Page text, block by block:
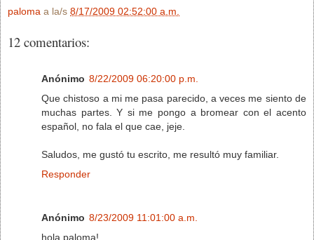
paloma a la/s 8/17/2009 02:52:00 a.m.
12 comentarios:
Anónimo 8/22/2009 06:20:00 p.m.
Que chistoso a mi me pasa parecido, a veces me siento de
muchas partes. Y si me pongo a bromear con el acento
español, no fala el que cae, jeje.
Saludos, me gustó tu escrito, me resultó muy familiar.
Responder
Anónimo 8/23/2009 11:01:00 a.m.
hola paloma!